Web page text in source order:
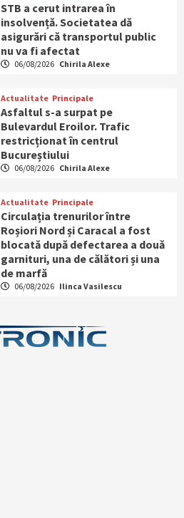
STB a cerut intrarea în
insolvență. Societatea dă
asigurări că transportul public
nu va fi afectat
06/08/2026 Chirila Alexe
Actualitate Principale
Asfaltul s-a surpat pe
Bulevardul Eroilor. Trafic
restricționat în centrul
Bucureștiului
06/08/2026 Chirila Alexe
Actualitate Principale
Circulația trenurilor între
Roșiori Nord și Caracal a fost
blocată după defectarea a două
garnituri, una de călători și una
de marfă
06/08/2026 Ilinca Vasilescu